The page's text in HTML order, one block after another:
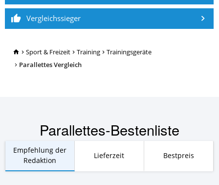
TopRatgeber24.de
Sport & Freizeit Training
Trainingsgeräte
Parallettes Vergleich
Vergleichssieger
Parallettes-Bestenliste
Empfehlung der
Redaktion
Lieferzeit Bestpreis